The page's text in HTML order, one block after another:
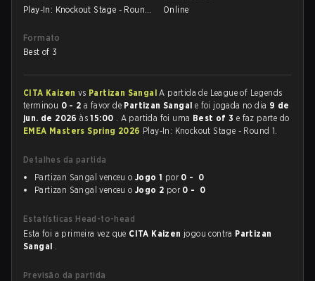
Play-In: Knockout Stage - Round
Online
Formato
Best of 3
CITA Kaizen vs Partizan SangalA partida de League of Legends
terminou 0 - 2 a favor de Partizan Sangal e foi jogada no dia 9 de
jun. de 2026às15:00 . A partida foi uma Best of 3 e faz parte do
EMEA Masters Spring 2026 Play-In: Knockout Stage - Round 1.
Detalhes da partida
Partizan Sangal venceu o Jogo 1 por 0 - 0
Partizan Sangal venceu o Jogo 2 por 0 - 0
Estatísticas Head-to-head
Esta foi a primeira vez que CITA Kaizen jogou contra Partizan
Sangal .
Previsão da partida